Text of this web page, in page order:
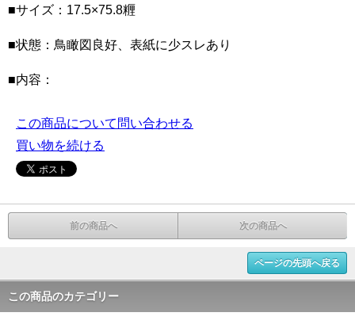
■サイズ：17.5×75.8糎
■状態：鳥瞰図良好、表紙に少スレあり
■内容：
この商品について問い合わせる
買い物を続ける
前の商品へ 次の商品へ
ページの先頭へ戻る
この商品のカテゴリー